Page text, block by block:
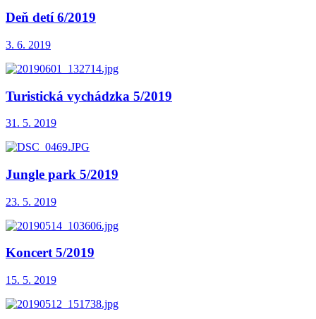
Deň detí 6/2019
3. 6. 2019
Turistická vychádzka 5/2019
31. 5. 2019
Jungle park 5/2019
23. 5. 2019
Koncert 5/2019
15. 5. 2019